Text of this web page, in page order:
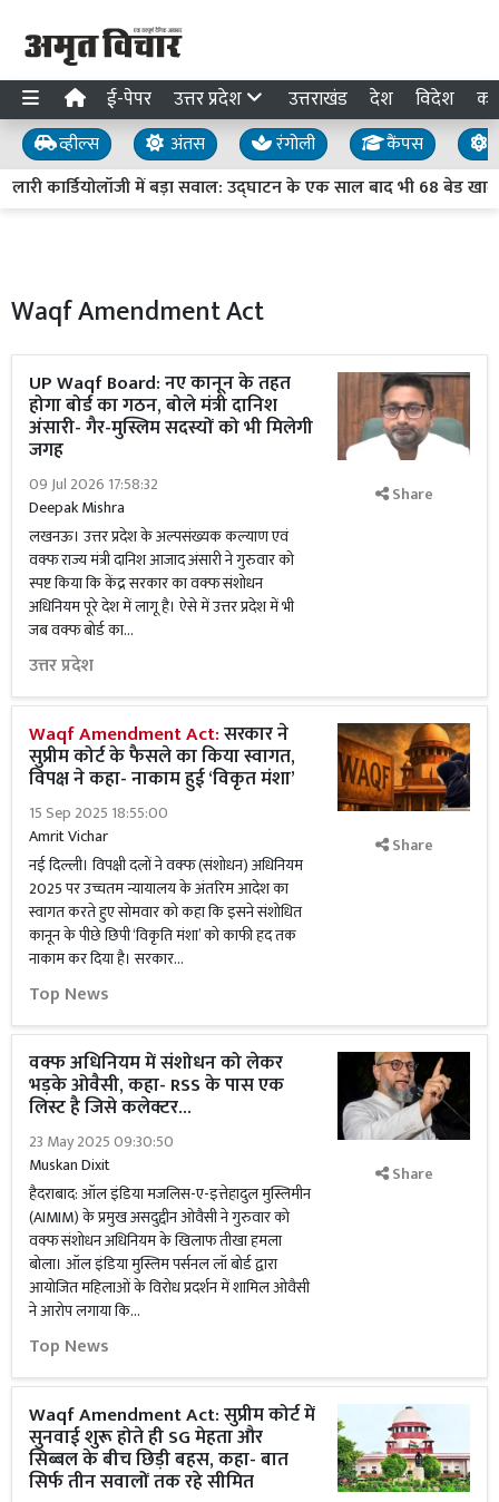
ई-पेपर उत्तर प्रदेश उत्तराखंड देश विदेश
व्हील्स अंतस रंगोली कैंपस
कार्डियोलॉजी में बड़ा सवाल: उद्घाटन के एक साल बाद भी 68 बेड
Waqf Amendment Act
UP Waqf Board: नए कानून के तहत
होगा बोर्ड का गठन, बोले मंत्री दानिश
अंसारी- गैर-मुस्लिम सदस्यों को भी मिलेगी
जगह
09 Jul 2026 17:58:32
Deepak Mishra
लखनऊ। उत्तर प्रदेश के अल्पसंख्यक कल्याण एवं
वक्फ राज्य मंत्री दानिश आजाद अंसारी ने गुरुवार को
स्पष्ट किया कि केंद्र सरकार का वक्फ संशोधन
अधिनियम पूरे देश में लागू है। ऐसे में उत्तर प्रदेश में भी
जब वक्फ बोर्ड का...
उत्तर प्रदेश
Share
Waqf Amendment Act:सरकार ने
सुप्रीम कोर्ट के फैसले का किया स्वागत,
विपक्ष ने कहा- नाकाम हुई ‘विकृत मंशा’
15 Sep 2025 18:55:00
Amrit Vichar
नई दिल्ली। विपक्षी दलों ने वक्फ (संशोधन) अधिनियम
2025 पर उच्चतम न्यायालय के अंतरिम आदेश का
स्वागत करते हुए सोमवार को कहा कि इसने संशोधित
कानून के पीछे छिपी ‘विकृति मंशा’ को काफी हद तक
नाकाम कर दिया है। सरकार...
Top News
Share
वक्फ अधिनियम में संशोधन को लेकर
भड़के ओवैसी, कहा- RSS के पास एक
लिस्ट है जिसे कलेक्टर...
23 May 2025 09:30:50
Muskan Dixit
हैदराबाद: ऑल इंडिया मजलिस-ए-इत्तेहादुल मुस्लिमीन
(AIMIM) के प्रमुख असदुद्दीन ओवैसी ने गुरुवार को
वक्फ संशोधन अधिनियम के खिलाफ तीखा हमला
बोला। ऑल इंडिया मुस्लिम पर्सनल लॉ बोर्ड द्वारा
आयोजित महिलाओं के विरोध प्रदर्शन में शामिल ओवैसी
ने आरोप लगाया कि...
Top News
Share
Waqf Amendment Act: सुप्रीम कोर्ट में
सुनवाई शुरू होते ही SG मेहता और
सिब्बल के बीच छिड़ी बहस, कहा- बात
सिर्फ तीन सवालों तक रहे सीमित